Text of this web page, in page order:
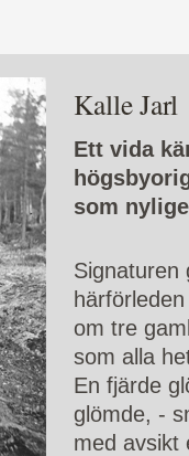
Kalle Jarl
Ett vida
som
Signaturen
om tre
som alla
En fjärde
glömde, -
med avsikt